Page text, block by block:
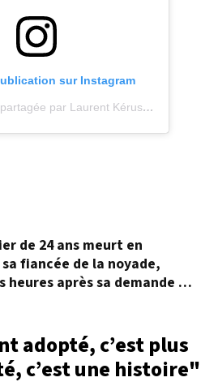
sur Instagram
Une publication partagée par Laurent Kérusoré (@laurentkerusore)
de 24 ans meurt en
fiancée de la noyade,
heures après sa demande en
adopté, c’est plus
c’est une histoire"